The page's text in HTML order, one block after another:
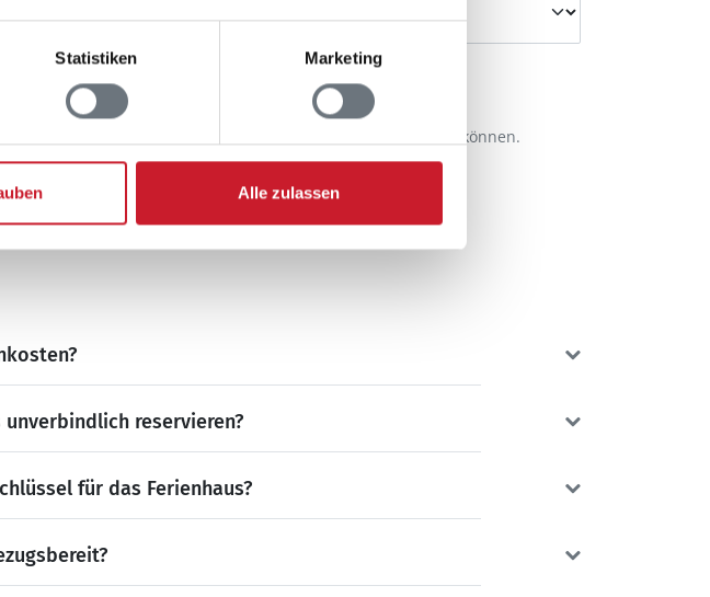
Statistiken Marketing
Alle zulassen
der Hausbeschreibung und/oder der Ausstattung ergeben können.
unverbindlich reservieren?
für das Ferienhaus?